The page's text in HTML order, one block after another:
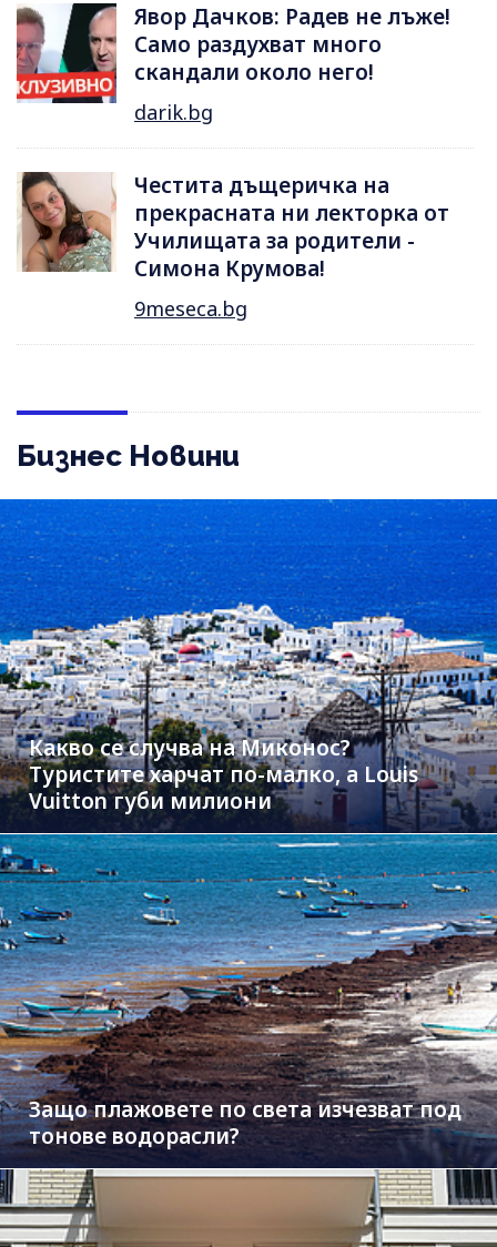
Явор Дачков: Радев не лъже!
Само раздухват много
скандали около него!
darik.bg
Честита дъщеричка на
прекрасната ни лекторка от
Училищата за родители -
Симона Крумова!
9meseca.bg
Бизнес Новини
Какво се случва на Миконос?
Туристите харчат по-малко, а Louis
Vuitton губи милиони
Защо плажовете по света изчезват под
тонове водорасли?